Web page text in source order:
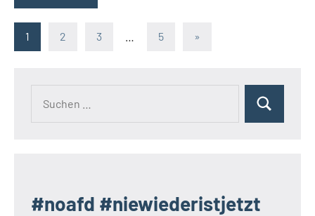
Seitennummerierung
Beiträge
1 2 3 5
Nächste
»
Suchen
#noafd #niewiederistjetzt